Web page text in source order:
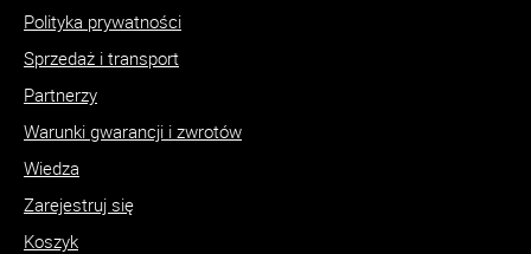
Polityka prywatności
Sprzedaż i transport
Partnerzy
Warunki gwarancji i zwrotów
Wiedza
Zarejestruj się
Koszyk